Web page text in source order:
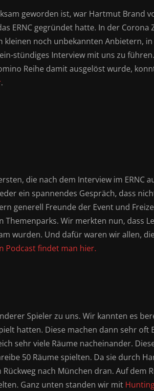
geworden ist, war Hartmut Brand
ERNC gegründet hatte. In der Corona
noch unbekannten Anbietern,
stündiges Interview mit uns zu
Reihe damit ausgelöst wurde,
.
die nach dem Interview im ERNC
ein spannendes Gespräch, dass
generell Freunde der Event und
Wir merkten nun, dass
wurden. Und dafür waren wir allen,
Podcast findet man hier.
Spieler zu uns. Wir kannten es
hatten. Diese machen dann sehr oft
sehr viele Räume nacheinander.
50 Räume spielten. Da sie durch
nach München dran. Auf dem
Ganz unten standen wir mit